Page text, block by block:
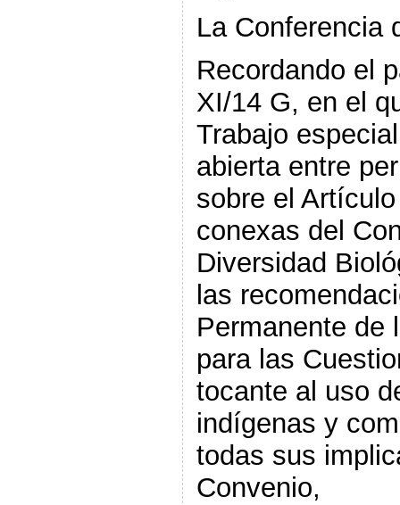
La Conferencia
Recordando el
XI/14 G, en el
Trabajo
abierta entre
sobre el
conexas del
Diversidad
las
Permanente de
para las
tocante al uso
indígenas y
todas sus
Convenio,